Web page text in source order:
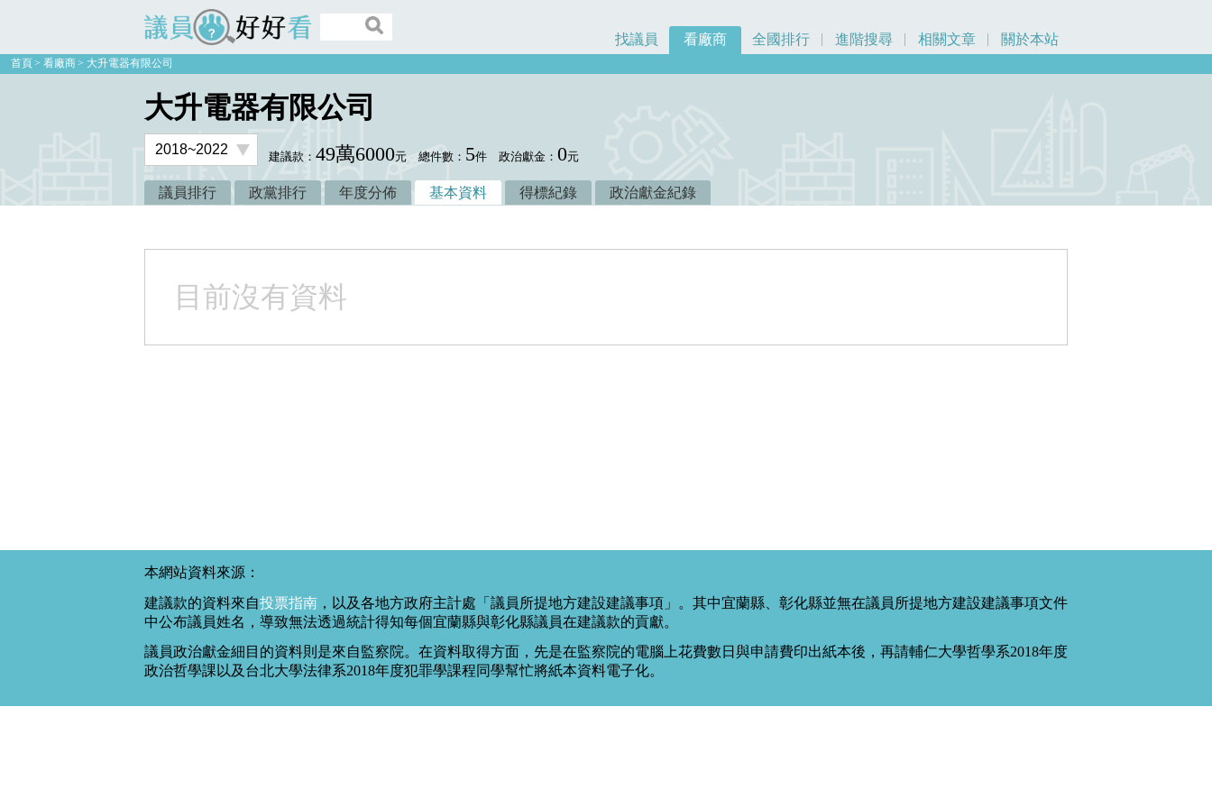
議員好好看
找議員 看廠商 全國排行 進階搜尋 相關文章 關於本站
首頁 看廠商 大升電器有限公司
大升電器有限公司
建議款：49萬6000元 總件數： 5件 政治獻金：0元
議員排行 政黨排行 年度分佈 基本資料 得標紀錄 政治獻金紀錄
目前沒有資料
本網站資料來源：
建議款的資料來自投票指南 ，以及各地方政府主計處「議員所提地方建設建議事項」。其中宜蘭縣、彰化縣並無在議員所提地方建設建議事項文件
中公布議員姓名，導致無法透過統計得知每個宜蘭縣與彰化縣議員在建議款的貢獻。
議員政治獻金細目的資料則是來自監察院。在資料取得方面，先是在監察院的電腦上花費數日與申請費印出紙本後，再請輔仁大學哲學系2018年度
政治哲學課以及台北大學法律系2018年度犯罪學課程同學幫忙將紙本資料電子化。